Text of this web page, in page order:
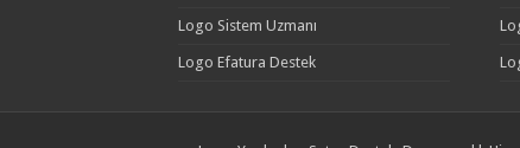
Logo Sistem Uzmanı
Logo Efatura Destek